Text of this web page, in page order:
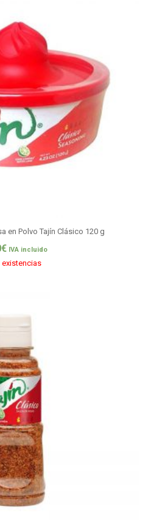
en Polvo Tajín Clásico 120 g
€ IVA incluido
existencias